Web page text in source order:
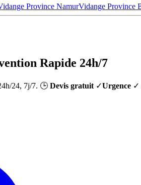
Province NamurVidange Province
Rapide 24h/7
24, 7j/7. 🕒 Devis gratuit ✓Urgence ✓